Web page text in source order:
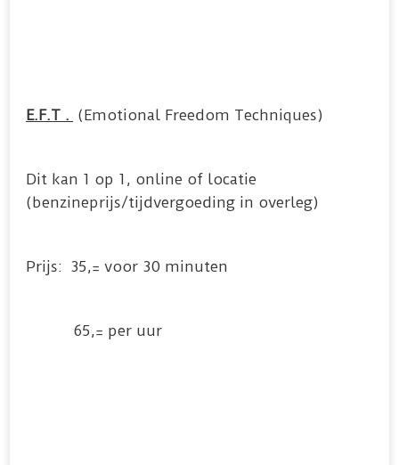
E.F.T . (Emotional Freedom Techniques)
Dit kan 1 op 1, online of locatie
(benzineprijs/tijdvergoeding in overleg)
Prijs: 35,= voor 30 minuten
65,= per uur